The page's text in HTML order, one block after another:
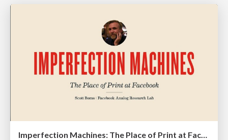
Imperfection Machines: The Place of Print at Facebook